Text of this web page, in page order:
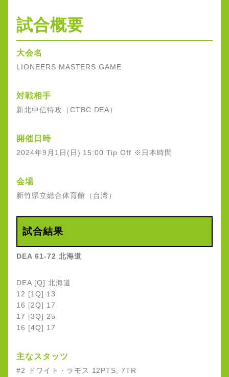
試合概要
大会名
LIONEERS MASTERS GAME
対戦相手
新北中信特攻（CTBC DEA）
開催日時
2024年9月1日(日) 15:00 Tip Off ※日本時間
会場
新竹県立総合体育館（台湾）
試合結果
DEA 61-72 北海道
DEA [Q] 北海道
12 [1Q] 13
16 [2Q] 17
17 [3Q] 25
16 [4Q] 17
主なスタッツ
#2 ドワイト・ラモス 12PTS, 7TR